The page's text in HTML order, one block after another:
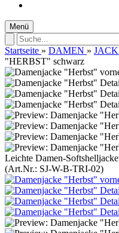
Menü
Startseite » DAMEN »
"HERBST" schwarz
Leichte Damen-
(Art.Nr.: SJ-W-B-TRI-02)